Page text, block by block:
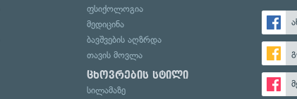
ფსიქოლოგია
მედიცინა
ბავშვების აღზრდა
თავის მოვლა
ცხოვრების სტილი
სილამაზე